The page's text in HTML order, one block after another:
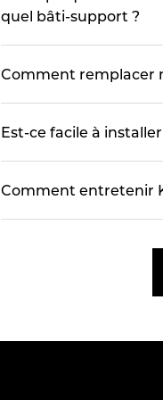
quel bâti-support ?
Comment remplacer
Est-ce facile à installer
Comment entretenir